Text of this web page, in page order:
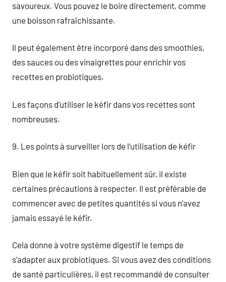
savoureux. Vous pouvez le boire directement, comme
une boisson rafraîchissante.
Il peut également être incorporé dans des smoothies,
des sauces ou des vinaigrettes pour enrichir vos
recettes en probiotiques.
Les façons d’utiliser le kéfir dans vos recettes sont
nombreuses.
9. Les points à surveiller lors de l’utilisation de kéfir
Bien que le kéfir soit habituellement sûr, il existe
certaines précautions à respecter. Il est préférable de
commencer avec de petites quantités si vous n’avez
jamais essayé le kéfir.
Cela donne à votre système digestif le temps de
s’adapter aux probiotiques. Si vous avez des conditions
de santé particulières, il est recommandé de consulter